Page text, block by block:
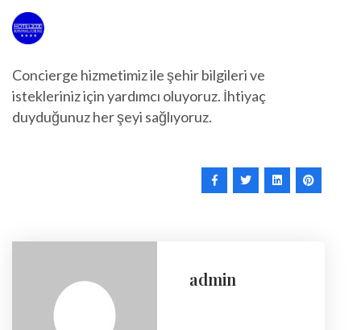
Concierge hizmetimiz ile şehir bilgileri ve
istekleriniz için yardımcı oluyoruz. İhtiyaç
duyduğunuz her şeyi sağlıyoruz.
admin